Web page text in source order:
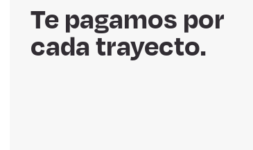
Te pagamos por
cada trayecto.